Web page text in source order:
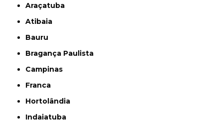
Araçatuba
Atibaia
Bauru
Bragança Paulista
Campinas
Franca
Hortolândia
Indaiatuba